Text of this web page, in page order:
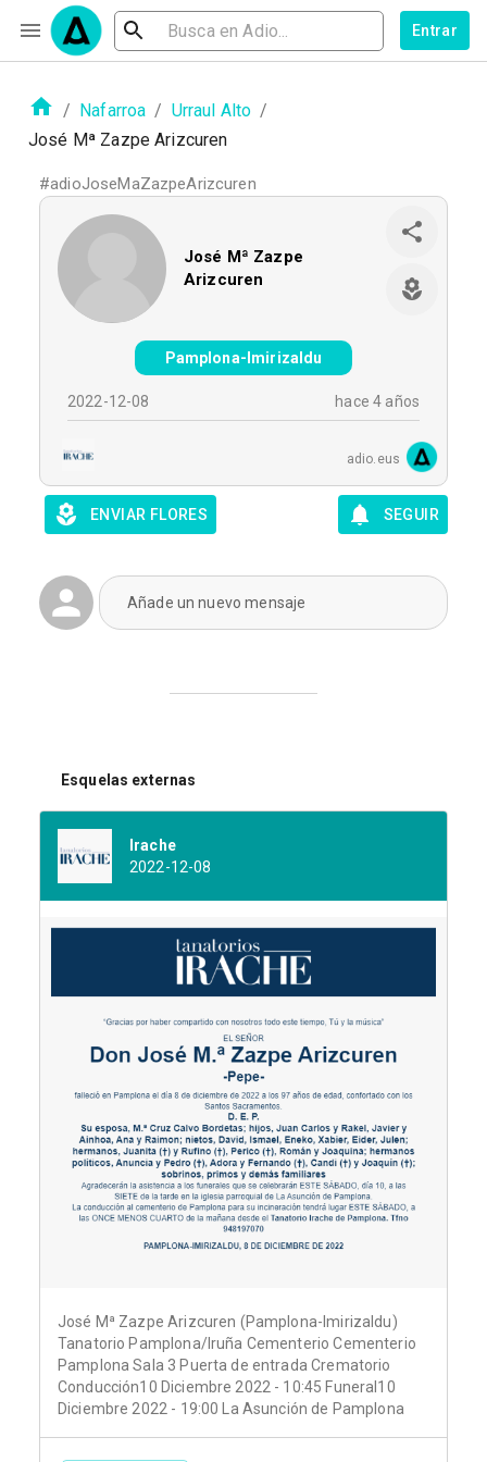
Entrar
/ Nafarroa / Urraul Alto /
José Mª Zazpe Arizcuren
#adioJoseMaZazpeArizcuren
José Mª Zazpe
Arizcuren
Pamplona-Imirizaldu
2022-12-08 hace 4 años
adio.eus
ENVIAR FLORES SEGUIR
Añade un nuevo mensaje
Esquelas externas
Irache
2022-12-08
José Mª Zazpe Arizcuren (Pamplona-Imirizaldu)
Tanatorio Pamplona/Iruña Cementerio Cementerio
Pamplona Sala 3 Puerta de entrada Crematorio
Conducción10 Diciembre 2022 - 10:45 Funeral10
Diciembre 2022 - 19:00 La Asunción de Pamplona